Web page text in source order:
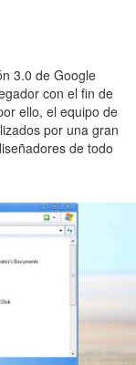
3.0 de Google
con el fin de
ello, el equipo de
por una gran
de todo